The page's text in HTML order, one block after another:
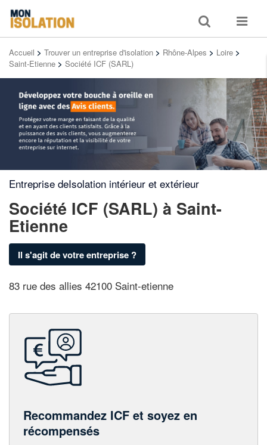
Toggle
search
Toggle
Accueil > Trouver un entreprise d'isolation > Rhône-Alpes > Loire >
Saint-Etienne > Société ICF (SARL)
Entreprise deIsolation intérieur et extérieur
Société ICF (SARL) à Saint-
Etienne
Il s'agit de votre entreprise ?
83 rue des allies 42100 Saint-etienne
Recommandez ICF et soyez en
récompensés